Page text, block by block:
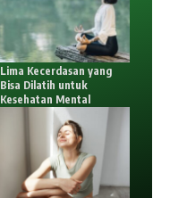
Lima Kecerdasan yang
Bisa Dilatih untuk
Kesehatan Mental